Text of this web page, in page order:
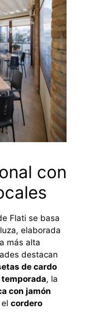
con
Flati se basa
elaborada
más alta
destacan
de cardo
, la
con jamón
cordero